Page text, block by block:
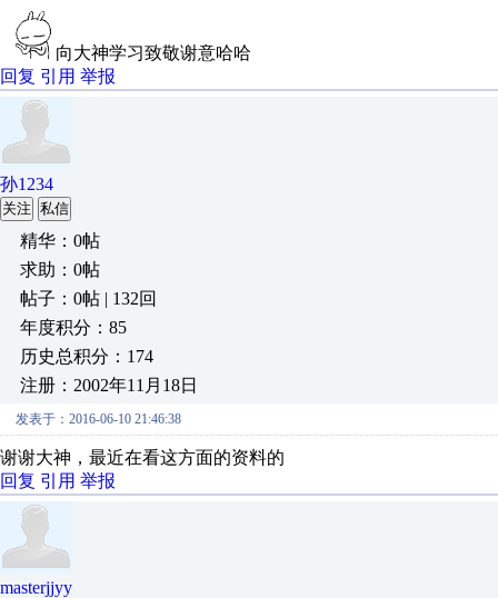
向大神学习致敬谢意哈哈
回复 引用 举报
孙1234
关注 私信
精华：0帖
求助：0帖
帖子：0帖 | 132回
年度积分：85
历史总积分：174
注册：2002年11月18日
发表于：2016-06-10 21:46:38
谢谢大神，最近在看这方面的资料的
回复 引用 举报
masterjjyy